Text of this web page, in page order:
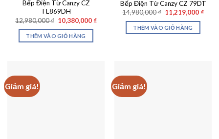
Bếp Điện Từ Canzy CZ
TL869DH
12,980,000₫ Giá
gốc
là:
12,980,000 ₫.
10,380,000 ₫Giá
THÊM VÀO GIỎ HÀNG
Bếp Điện Từ Canzy CZ 79DT
14,980,000₫ Giá
gốc
là:
14,980,000 ₫.
11,219,000 ₫Giá
THÊM VÀO GIỎ HÀNG
Giảm giá! Giảm giá!